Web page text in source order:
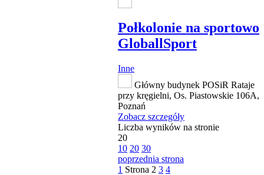
Połkolonie na sportowo
GloballSport
Inne
Główny budynek POSiR Rataje
przy kręgielni, Os. Piastowskie 106A,
Poznań
Zobacz szczegóły
Liczba wyników na stronie
20
10 20 30
poprzednia strona
1 Strona 2 3 4